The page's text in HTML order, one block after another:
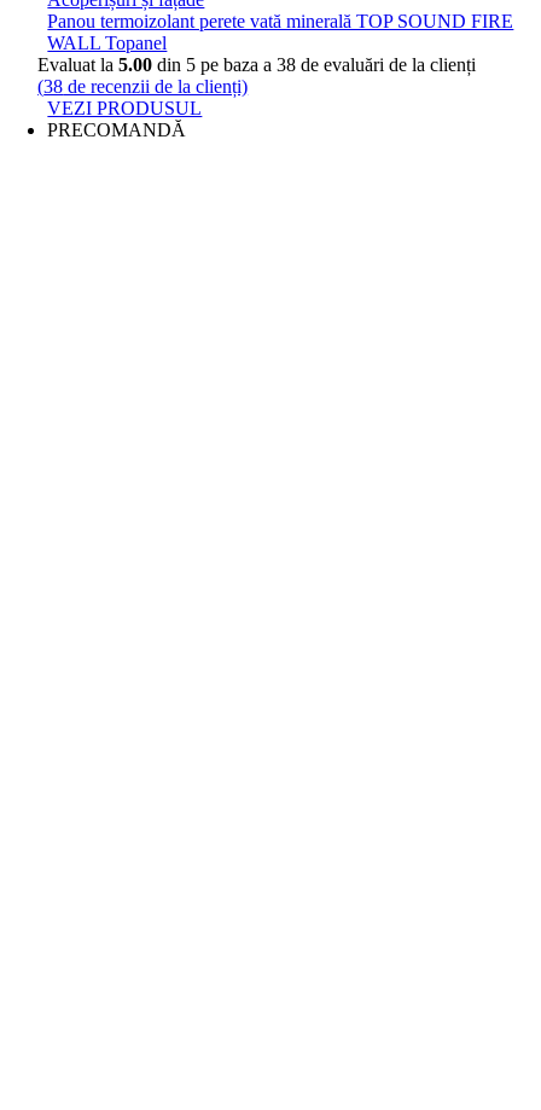
Panou termoizolant perete vată minerală TOP SOUND FIRE
WALL Topanel
Evaluat la5.00 din 5 pe baza a38 de evaluări de la clienți
(38 de recenzii de la clienți)
VEZI PRODUSUL
PRECOMANDĂ